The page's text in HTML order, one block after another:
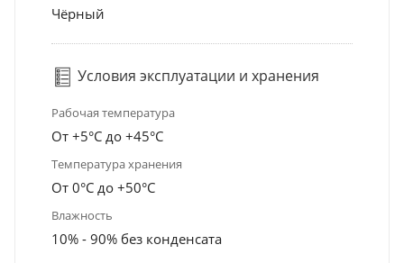
Чёрный
Условия эксплуатации и хранения
Рабочая температура
От +5°С до +45°С
Температура хранения
От 0°С до +50°С
Влажность
10% - 90% без конденсата